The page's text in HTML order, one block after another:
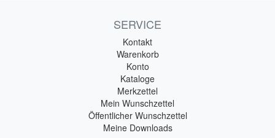
SERVICE
Kontakt
Warenkorb
Konto
Kataloge
Merkzettel
Mein Wunschzettel
Öffentlicher Wunschzettel
Meine Downloads